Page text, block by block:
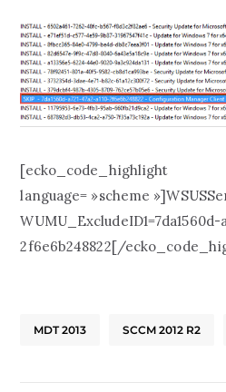
[ecko_code_highlight
language= »scheme
WUMU_ExcludeID1=7da1560d-
2f6e6b248822[/
MDT 2013 SCCM 2012 R2